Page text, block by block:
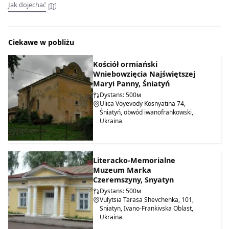
Pierwsza siedziba magistratu w mieście została
wzmiankowana w 1790 roku.W 1861 r. wybudowano ratusz,
składający się z części obecnego ratusza (południowo-
wschodni blok od strony miasta) wraz z pierwszą klatką
schodową. Kolejny etap, polegający na rozbudowie budynku,
Jak dojechać
Ciekawe w pobliżu
Kościół ormiański
Wniebowzięcia Najświętszej
Maryi Panny, Śniatyń
Dystans: 500м
Ulica Voyevody Kosnyatina 74,
Śniatyń, obwód iwanofrankowski,
Ukraina
Literacko-Memorialne
Muzeum Marka
Czeremszyny, Snyatyn
Dystans: 500м
Vulytsia Tarasa Shevchenka, 101,
Sniatyn, Ivano-Frankivska Oblast,
Ukraina